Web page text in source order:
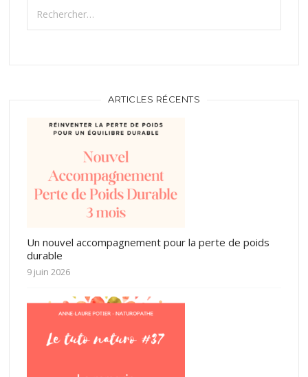
ARTICLES RÉCENTS
Un nouvel accompagnement pour la perte de poids
durable
9 juin 2026